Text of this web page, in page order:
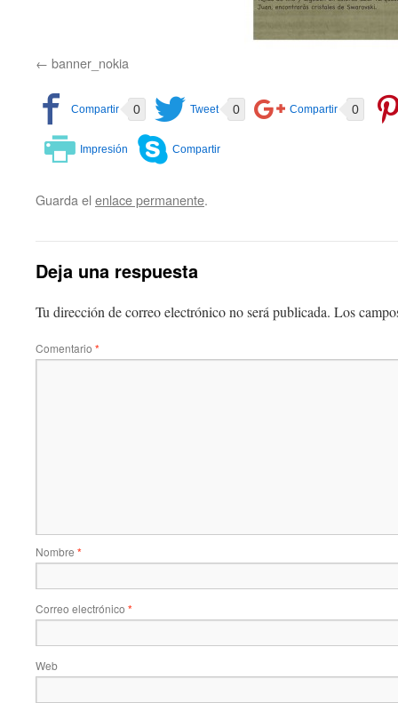
banner_nokia
0 0 0
Guarda el enlace permanente.
Deja una respuesta
Tu dirección de correo electrónico no será publicada. Los
Comentario *
Nombre *
Correo electrónico *
Web